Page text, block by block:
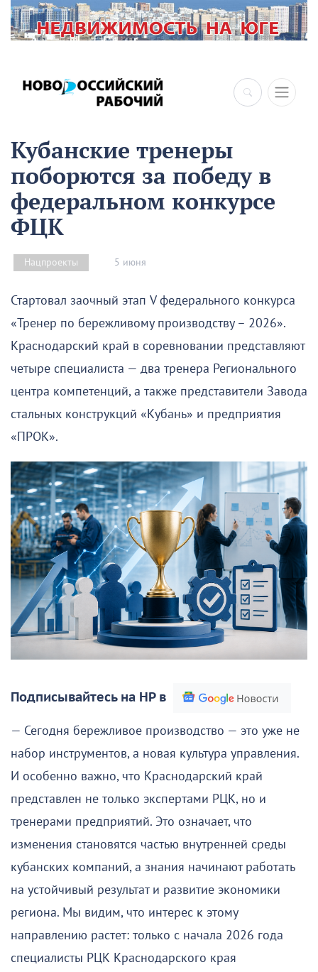
×
Кубанские тренеры
поборются за победу в
федеральном конкурсе
ФЦК
Нацпроекты 5 июня
Стартовал заочный этап V федерального конкурса
«Тренер по бережливому производству – 2026».
Краснодарский край в соревновании представляют
четыре специалиста — два тренера Регионального
центра компетенций, а также представители Завода
стальных конструкций «Кубань» и предприятия
«ПРОК».
Подписывайтесь на НР в
— Сегодня бережливое производство — это уже не
набор инструментов, а новая культура управления.
И особенно важно, что Краснодарский край
представлен не только экспертами РЦК, но и
тренерами предприятий. Это означает, что
изменения становятся частью внутренней среды
кубанских компаний, а знания начинают работать
на устойчивый результат и развитие экономики
региона. Мы видим, что интерес к этому
направлению растет: только с начала 2026 года
специалисты РЦК Краснодарского края